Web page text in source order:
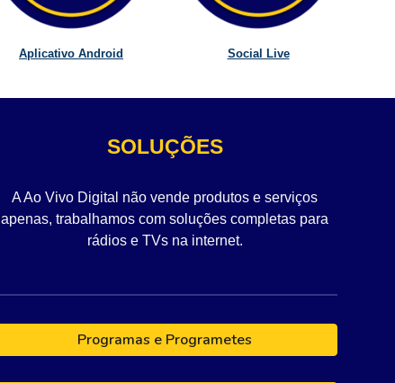
Aplicativo Android Social Live
SOLUÇÕES
A Ao Vivo Digital não vende produtos e serviços
apenas, trabalhamos com soluções completas para
rádios e TVs na internet.
Programas e Programetes